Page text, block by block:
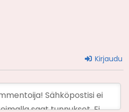
Kirjaudu